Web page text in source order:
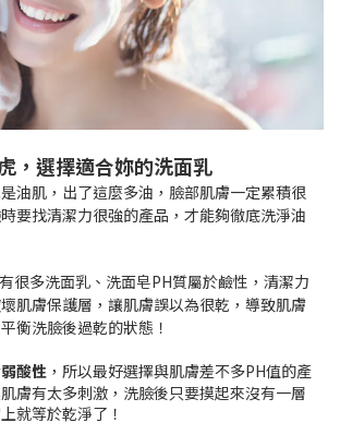
，選擇適合妳的洗面乳
油肌，出了這麼多油，臉部肌膚一定累積很
要找清潔力很強的產品，才能夠徹底洗淨油
很多洗面乳、洗面皂PH質屬於鹼性，清潔力
肌膚保護層，讓肌膚誤以為很乾，導致肌膚
衡洗臉後過乾的狀態！
弱酸性 ，所以最好選擇與肌膚差不多PH值的產
膚有太多刺激，洗臉後只要摸起來沒有一層
就等於乾淨了！